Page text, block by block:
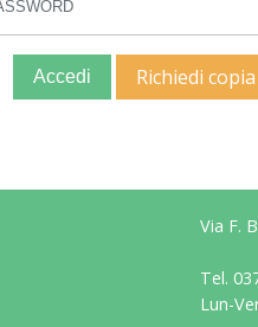
Accedi Richiedi
Via F.
Tel.
Lun-